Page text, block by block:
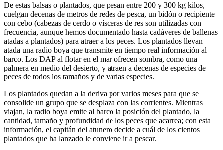
De estas balsas o plantados, que pesan entre 200 y 300 kg kilos,
cuelgan decenas de metros de redes de pesca, un bidón o recipiente
con cebo (cabezas de cerdo o vísceras de res son utilizadas con
frecuencia, aunque hemos documentado hasta cadáveres de ballenas
atadas a plantados) para atraer a los peces. Los plantados llevan
atada una radio boya que transmite en tiempo real información al
barco. Los DAP al flotar en el mar ofrecen sombra, como una
palmera en medio del desierto, y atraen a decenas de especies de
peces de todos los tamaños y de varias especies.
Los plantados quedan a la deriva por varios meses para que se
consolide un grupo que se desplaza con las corrientes. Mientras
viajan, la radio boya emite al barco la posición del plantado, la
cantidad, tamaño y profundidad de los peces que acarrea; con esta
información, el capitán del atunero decide a cuál de los cientos
plantados que ha lanzado le conviene ir a pescar.